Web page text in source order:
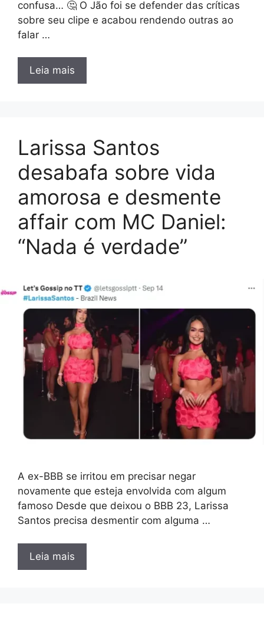
confusa… 🤔 O Jão foi se defender das críticas
sobre seu clipe e acabou rendendo outras ao
falar …
Leia mais
Larissa Santos
desabafa sobre vida
amorosa e desmente
affair com MC Daniel:
“Nada é verdade”
A ex-BBB se irritou em precisar negar
novamente que esteja envolvida com algum
famoso Desde que deixou o BBB 23, Larissa
Santos precisa desmentir com alguma …
Leia mais